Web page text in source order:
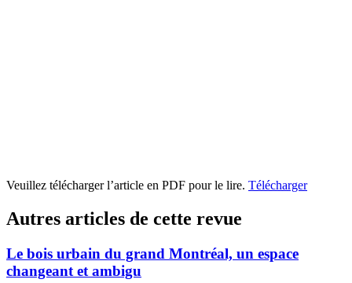
Veuillez télécharger l’article en PDF pour le lire. Télécharger
Autres articles de cette revue
Le bois urbain du grand Montréal, un espace
changeant et ambigu